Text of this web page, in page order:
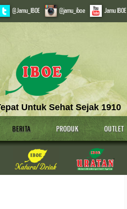
@Jamu_IBOE @jamu_iboe Jamu IBOE
Untuk Sehat Sejak 1910
BERITA PRODUK OUTLET